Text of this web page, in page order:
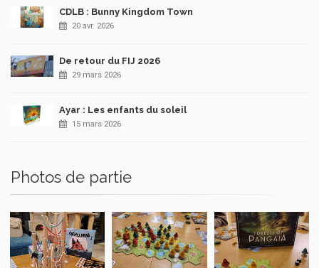
CDLB : Bunny Kingdom Town
20 avr. 2026
De retour du FIJ 2026
29 mars 2026
Ayar : Les enfants du soleil
15 mars 2026
Photos de partie